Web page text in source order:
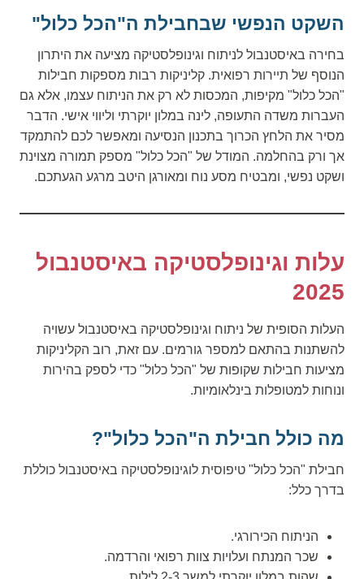
השקט הנפשי שבחבילת ה"הכל כלול"
בחירה באיסטנבול לניתוח וגינופלסטיקה מציעה את היתרון
הנוסף של תיירות רפואית. קליניקות רבות מספקות חבילות
"הכל כלול" מקיפות, המכסות לא רק את הניתוח עצמו, אלא גם
העברות משדה התעופה, לינה במלון יוקרתי וליווי אישי. הדבר
מסיר את הלחץ הכרוך בתכנון הנסיעה ומאפשר לכם להתמקד
אך ורק בהחלמה. המודל של "הכל כלול" מספק תמורה מצוינת
ושקט נפשי, ומבטיח מסע נוח ומאורגן היטב מרגע הגעתכם.
עלות וגינופלסטיקה באיסטנבול
2025
העלות הסופית של ניתוח וגינופלסטיקה באיסטנבול עשויה
להשתנות בהתאם למספר גורמים. עם זאת, רוב הקליניקות
מציעות חבילות שקופות של "הכל כלול" כדי לספק בהירות
ונוחות למטופלות בינלאומיות.
מה כולל חבילת ה"הכל כלול"?
חבילת "הכל כלול" טיפוסית לוגינופלסטיקה באיסטנבול כוללת
בדרך כלל:
הניתוח הכירורגי.
שכר המנתח ועלויות צוות רפואי והרדמה.